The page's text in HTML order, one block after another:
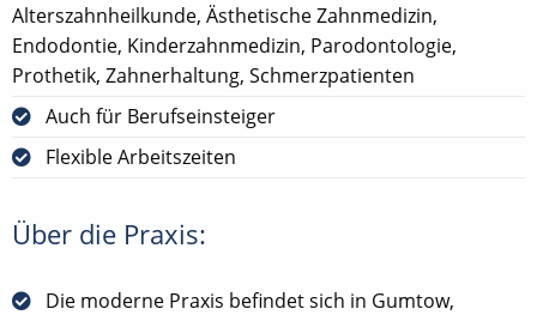
Alterszahnheilkunde, Ästhetische Zahnmedizin,
Endodontie, Kinderzahnmedizin, Parodontologie,
Prothetik, Zahnerhaltung, Schmerzpatienten
Auch für Berufseinsteiger
Flexible Arbeitszeiten
Über die Praxis:
Die moderne Praxis befindet sich in Gumtow,